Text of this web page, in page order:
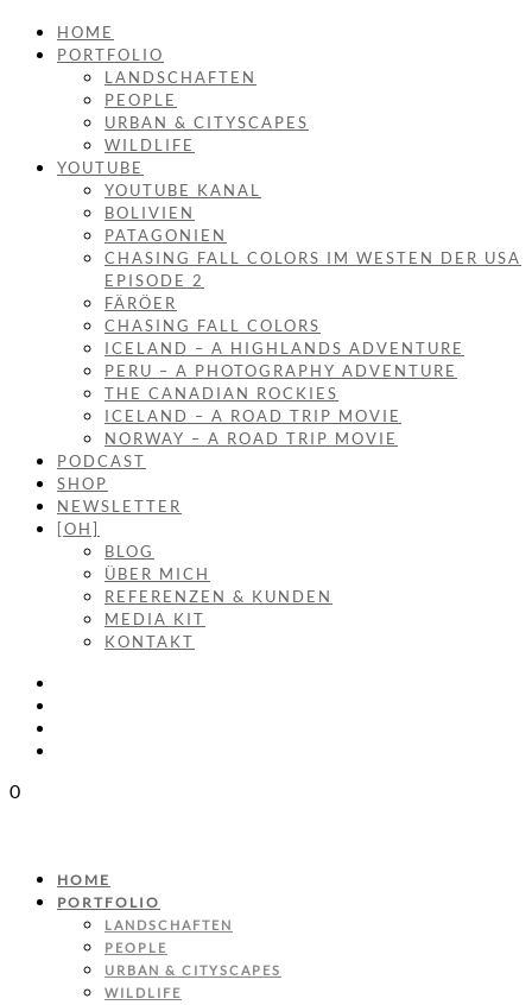
HOME
PORTFOLIO
LANDSCHAFTEN
PEOPLE
URBAN & CITYSCAPES
WILDLIFE
YOUTUBE
YOUTUBE KANAL
BOLIVIEN
PATAGONIEN
CHASING FALL COLORS IM WESTEN DER USA
EPISODE 2
FÄRÖER
CHASING FALL COLORS
ICELAND – A HIGHLANDS ADVENTURE
PERU – A PHOTOGRAPHY ADVENTURE
THE CANADIAN ROCKIES
ICELAND – A ROAD TRIP MOVIE
NORWAY – A ROAD TRIP MOVIE
PODCAST
SHOP
NEWSLETTER
[OH]
BLOG
ÜBER MICH
REFERENZEN & KUNDEN
MEDIA KIT
KONTAKT
0
HOME
PORTFOLIO
LANDSCHAFTEN
PEOPLE
URBAN & CITYSCAPES
WILDLIFE